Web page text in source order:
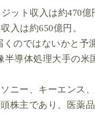
ット収入は約470億
入は約650億円。
のではないかと予
導体処理大手の米
ニー、キーエンス
株主であり、医薬